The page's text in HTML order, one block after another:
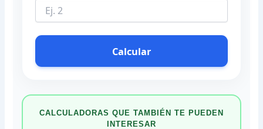
Calcular
CALCULADORAS QUE TAMBIÉN TE PUEDEN
INTERESAR